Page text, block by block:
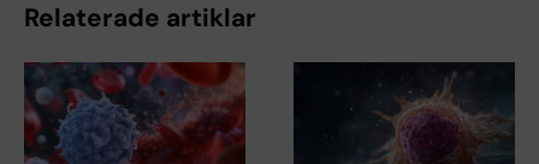
Relaterade artiklar